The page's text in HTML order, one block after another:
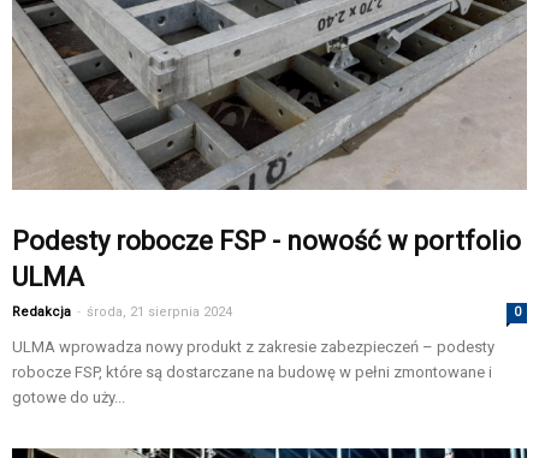
Podesty robocze FSP - nowość w portfolio
ULMA
Redakcja - środa, 21 sierpnia 2024 0
ULMA wprowadza nowy produkt z zakresie zabezpieczeń – podesty
robocze FSP, które są dostarczane na budowę w pełni zmontowane i
gotowe do uży...